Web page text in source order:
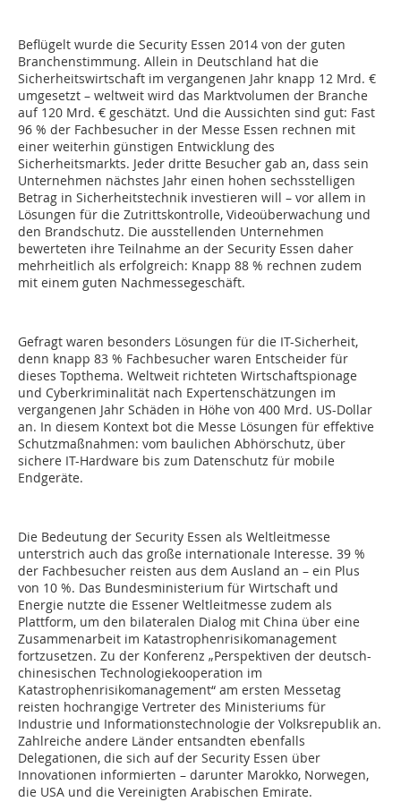
Beflügelt wurde die Security Essen 2014 von der guten
Branchenstimmung. Allein in Deutschland hat die
Sicherheitswirtschaft im vergangenen Jahr knapp 12 Mrd. €
umgesetzt – weltweit wird das Marktvolumen der Branche
auf 120 Mrd. € geschätzt. Und die Aussichten sind gut: Fast
96 % der Fachbesucher in der Messe Essen rechnen mit
einer weiterhin günstigen Entwicklung des
Sicherheitsmarkts. Jeder dritte Besucher gab an, dass sein
Unternehmen nächstes Jahr einen hohen sechsstelligen
Betrag in Sicherheitstechnik investieren will – vor allem in
Lösungen für die Zutrittskontrolle, Videoüberwachung und
den Brandschutz. Die ausstellenden Unternehmen
bewerteten ihre Teilnahme an der Security Essen daher
mehrheitlich als erfolgreich: Knapp 88 % rechnen zudem
mit einem guten Nachmessegeschäft.
Gefragt waren besonders Lösungen für die IT-Sicherheit,
denn knapp 83 % Fachbesucher waren Entscheider für
dieses Topthema. Weltweit richteten Wirtschaftspionage
und Cyberkriminalität nach Expertenschätzungen im
vergangenen Jahr Schäden in Höhe von 400 Mrd. US-Dollar
an. In diesem Kontext bot die Messe Lösungen für effektive
Schutzmaßnahmen: vom baulichen Abhörschutz, über
sichere IT-Hardware bis zum Datenschutz für mobile
Endgeräte.
Die Bedeutung der Security Essen als Weltleitmesse
unterstrich auch das große internationale Interesse. 39 %
der Fachbesucher reisten aus dem Ausland an – ein Plus
von 10 %. Das Bundesministerium für Wirtschaft und
Energie nutzte die Essener Weltleitmesse zudem als
Plattform, um den bilateralen Dialog mit China über eine
Zusammenarbeit im Katastrophenrisikomanagement
fortzusetzen. Zu der Konferenz „Perspektiven der deutsch-
chinesischen Technologiekooperation im
Katastrophenrisikomanagement“ am ersten Messetag
reisten hochrangige Vertreter des Ministeriums für
Industrie und Informationstechnologie der Volksrepublik an.
Zahlreiche andere Länder entsandten ebenfalls
Delegationen, die sich auf der Security Essen über
Innovationen informierten – darunter Marokko, Norwegen,
die USA und die Vereinigten Arabischen Emirate.